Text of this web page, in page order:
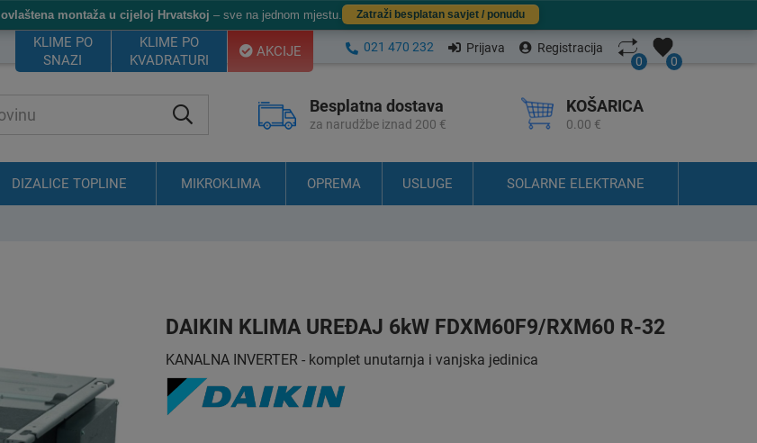
ovlaštena montaža u cijeloj Hrvatskoj – sve na jednom mjestu. Zatraži besplatan savjet / ponudu
KLIME PO
SNAZI
KLIME PO
KVADRATURI
AKCIJE 021 470 232 Prijava
Registracija
0
0
Besplatna dostava
za narudžbe iznad 200 €
KOŠARICA
0.00 €
DIZALICE TOPLINE MIKROKLIMA OPREMA USLUGE SOLARNE ELEKTRANE
DAIKIN KLIMA UREĐAJ 6kW FDXM60F9/RXM60 R-32
KANALNA INVERTER - komplet unutarnja i vanjska jedinica